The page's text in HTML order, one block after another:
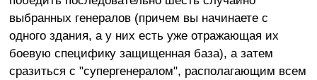
выбранных генералов (причем вы начинаете с
одного здания, а у них есть уже отражающая их
боевую специфику защищенная база), а затем
сразиться с "супергенералом", располагающим всем